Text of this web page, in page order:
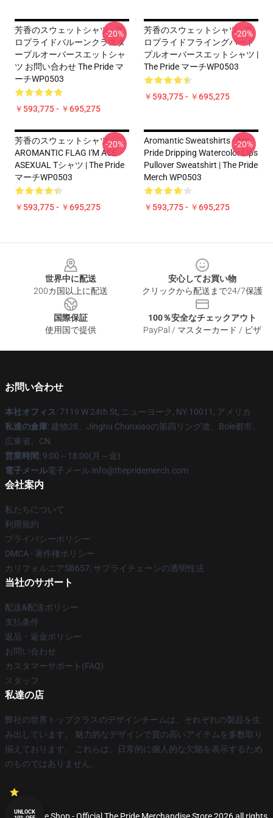
芳香のスウェットシャツ - ア
ロプライドバルーンクラスタ
ープルオーバースエットシャ
ツ お問い合わせ The Pride マ
ーチWP0503
￥593,775 - ￥695,275
-20%
芳香のスウェットシャツ - ア
ロプライドフライングバード
プルオーバースエットシャツ |
The Pride マーチWP0503
￥593,775 - ￥695,275
-20%
芳香のスウェットシャツ -
AROMANTIC FLAG I'M ACE
ASEXUAL Tシャツ | The Pride
マーチWP0503
￥593,775 - ￥695,275
-20%
Aromantic Sweatshirts - Aro
Pride Dripping Watercolor Lips
Pullover Sweatshirt | The Pride
Merch WP0503
￥593,775 - ￥695,275
-20%
世界中に配送
200カ国以上に配送
安心してお買い物
クリックから配送まで24/7保護
国際保証
使用国で提供
100％安全なチェックアウト
PayPal / マスターカード / ビザ
お問い合わせ
本社オフィス: 7119 W 24th St, ニューヨーク, NY 10011, アメリカ
私達の倉庫: 建物28、Jinghu Chunxiaoの第四リング道、Bole都市、
広東省、CN
営業時間: 9:00～18:00(月～金)
電子メール電子メール:info@thepridemerch.com
会社案内
私たちについて
利用規約
プライバシーポリシー
DMCA - 著作権ポリシー
カリフォルニアSB657: サプライチェーンの透明性法
当社のサポート
配送&配送ポリシー
支払条件
返品・返金ポリシー
お問い合わせ
カスタマーサポート(FAQ)
スタッフ
私達の店
弊社の世界トップクラスのデザインチームは、それぞれの製品を生
み出しています。 魅力的なデザインで質の高いアイテムを多数取り
揃えております。 これらは、日常的に個人的な欠陥を表示するため
のものではありません。
UNLOCK